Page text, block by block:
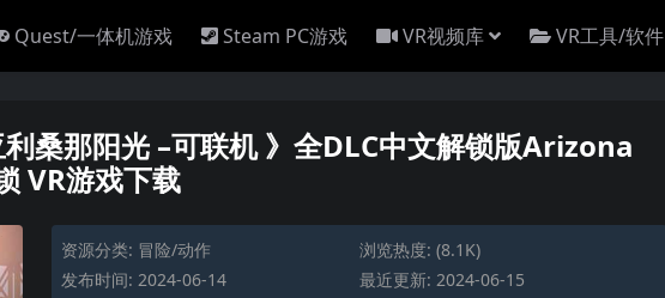
Quest/一体机游戏 Steam PC游戏 VR视频库 VR工具/软件
桑那阳光 –可联机 》全DLC中文解锁版Arizona
VR游戏下载
资源分类: 冒险/动作
浏览热度: (8.1K)
发布时间: 2024-06-14
最近更新: 2024-06-15